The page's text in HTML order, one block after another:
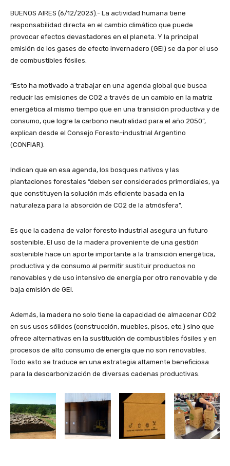
BUENOS AIRES (6/12/2023).- La actividad humana tiene
responsabilidad directa en el cambio climático que puede
provocar efectos devastadores en el planeta. Y la principal
emisión de los gases de efecto invernadero (GEI) se da por el uso
de combustibles fósiles.
“Esto ha motivado a trabajar en una agenda global que busca
reducir las emisiones de CO2 a través de un cambio en la matriz
energética al mismo tiempo que en una transición productiva y de
consumo, que logre la carbono neutralidad para el año 2050”,
explican desde el Consejo Foresto-industrial Argentino
(CONFIAR).
Indican que en esa agenda, los bosques nativos y las
plantaciones forestales “deben ser considerados primordiales, ya
que constituyen la solución más eficiente basada en la
naturaleza para la absorción de CO2 de la atmósfera”.
Es que la cadena de valor foresto industrial asegura un futuro
sostenible. El uso de la madera proveniente de una gestión
sostenible hace un aporte importante a la transición energética,
productiva y de consumo al permitir sustituir productos no
renovables y de uso intensivo de energía por otro renovable y de
baja emisión de GEI.
Además, la madera no solo tiene la capacidad de almacenar CO2
en sus usos sólidos (construcción, muebles, pisos, etc.) sino que
ofrece alternativas en la sustitución de combustibles fósiles y en
procesos de alto consumo de energía que no son renovables.
Todo esto se traduce en una estrategia altamente beneficiosa
para la descarbonización de diversas cadenas productivas.